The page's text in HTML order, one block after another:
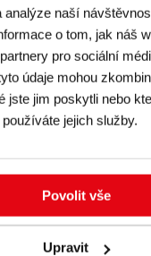
analýze naší
o tom, jak náš
pro sociální
údaje mohou
jste jim poskytli nebo
jejich služby.
Povolit vše
Upravit
našich
péči lektora a
pro maximálně
víno.
exkluzivních